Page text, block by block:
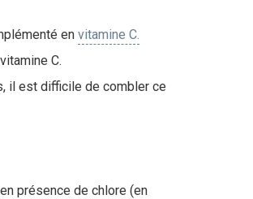
en vitamine C.
C.
il est difficile de combler ce
présence de chlore (en